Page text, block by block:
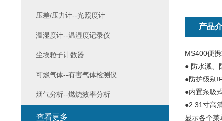
产品
MS400便
● 防水溅、
●防护级别
●内置泵吸
●2.31寸高
显示各个菜
压差/压力计--光照度计
温湿度计--温湿度记录仪
尘埃粒子计数器
可燃气体--有害气体检测仪
烟气分析--燃烧效率分析
查看更多